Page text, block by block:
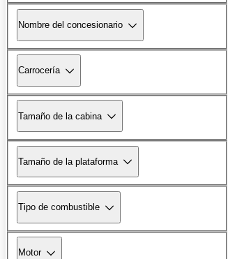
Nombre del concesionario
Carrocería
Tamaño de la cabina
Tamaño de la plataforma
Tipo de combustible
Motor